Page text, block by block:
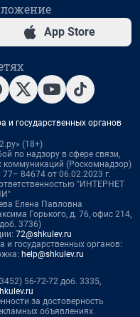
App Store
и государственных органов
(18+)
по надзору в сфере связи,
(Роскомнадзор)
84674 от 06.02.2023 г.
"ИНТЕРНЕТ
Елена Павловна
Горького, д. 76, офис 214,
3736)
72@shkulev.ru
государственных органов:
help@shkulev.ru
56-72-72 доб. 3335,
за достоверность
объявлениях.